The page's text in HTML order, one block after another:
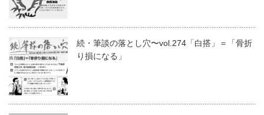
続・筆談の落とし穴〜vol.274「白搭」＝「骨折
り損になる」